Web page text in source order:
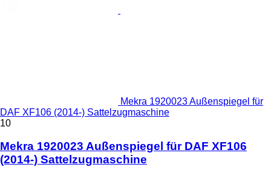
Mekra 1920023 Außenspiegel für
DAF XF106 (2014-) Sattelzugmaschine
10
Mekra 1920023 Außenspiegel für DAF XF106
(2014-) Sattelzugmaschine